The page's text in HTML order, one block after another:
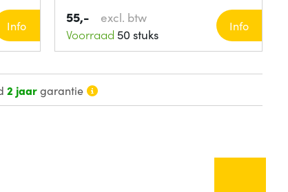
Info 55,-
excl. btw
Voorraad 50 stuks
Info
2 jaargarantie